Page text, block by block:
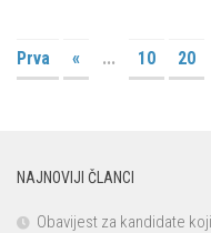
Prva
« ... 10 20
NAJNOVIJI ČLANCI
Obavijest za kandidate